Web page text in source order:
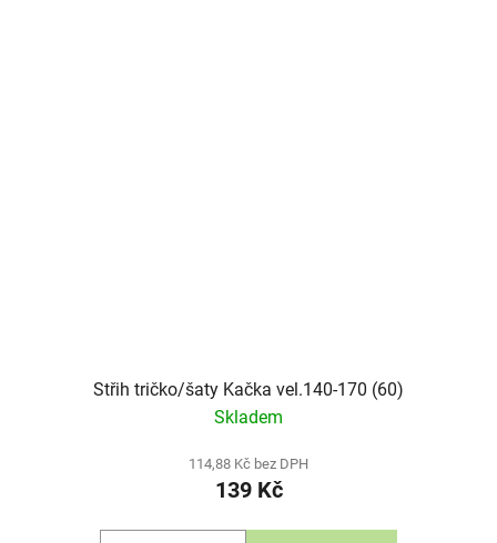
Střih tričko/šaty Kačka vel.140-170 (60)
Skladem
114,88 Kč bez DPH
139 Kč